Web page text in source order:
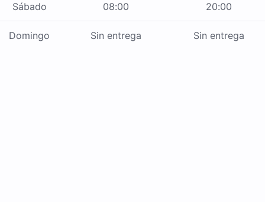
Sábado 08:00 20:00
Domingo Sin entrega Sin entrega